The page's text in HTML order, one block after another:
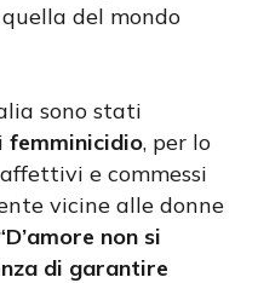
del mondo
sono stati
femminicidio, per lo
e commessi
vicine alle donne
non si
di garantire